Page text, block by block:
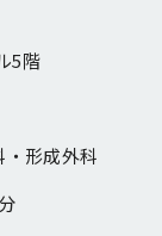
5階
形成外科